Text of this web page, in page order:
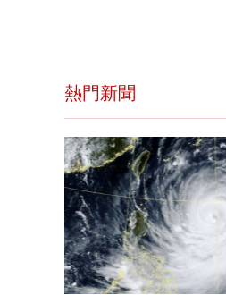
熱門新聞